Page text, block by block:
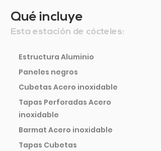
Qué incluye
Esta estación de cócteles:
Estructura Aluminio
Paneles negros
Cubetas Acero inoxidable
Tapas Perforadas Acero
inoxidable
Barmat Acero inoxidable
Tapas Cubetas